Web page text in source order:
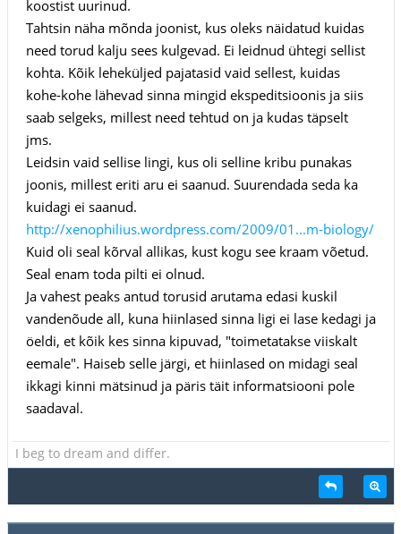
koostist uurinud.
Tahtsin näha mõnda joonist, kus oleks näidatud kuidas
need torud kalju sees kulgevad. Ei leidnud ühtegi sellist
kohta. Kõik leheküljed pajatasid vaid sellest, kuidas
kohe-kohe lähevad sinna mingid ekspeditsioonis ja siis
saab selgeks, millest need tehtud on ja kudas täpselt
jms.
Leidsin vaid sellise lingi, kus oli selline kribu punakas
joonis, millest eriti aru ei saanud. Suurendada seda ka
kuidagi ei saanud.
http://xenophilius.wordpress.com/2009/01...m-biology/
Kuid oli seal kõrval allikas, kust kogu see kraam võetud.
Seal enam toda pilti ei olnud.
Ja vahest peaks antud torusid arutama edasi kuskil
vandenõude all, kuna hiinlased sinna ligi ei lase kedagi ja
öeldi, et kõik kes sinna kipuvad, "toimetatakse viiskalt
eemale". Haiseb selle järgi, et hiinlased on midagi seal
ikkagi kinni mätsinud ja päris täit informatsiooni pole
saadaval.
I beg to dream and differ.